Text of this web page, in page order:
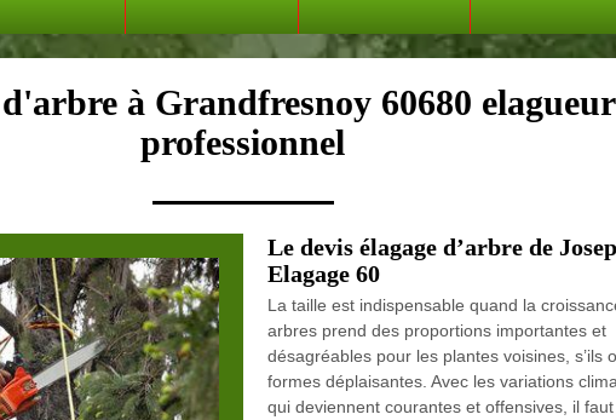
à Grandfresnoy 60680 elagueur
professionnel
Le devis élagage d’arbre de
Elagage 60
La taille est indispensable quand la
arbres prend des proportions importantes et
désagréables pour les plantes voisines, s’ils
formes déplaisantes. Avec les variations
qui deviennent courantes et offensives, il